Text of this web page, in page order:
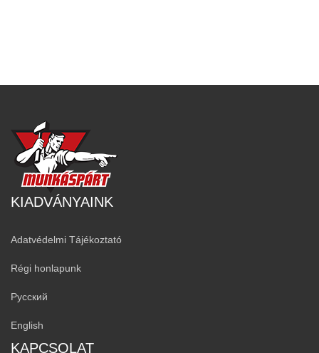
KIADVÁNYAINK
Adatvédelmi Tájékoztató
Régi honlapunk
Русский
English
KAPCSOLAT